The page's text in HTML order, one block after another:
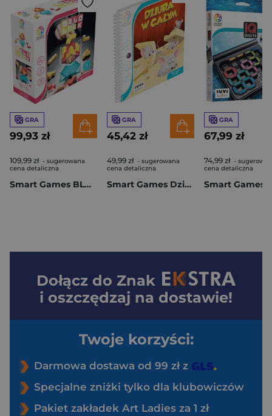
GRA
99,93 zł
109,99 zł - sugerowana
cena detaliczna
Smart Games BLOK w BLOK (PL) IUVI Games
GRA
45,42 zł
49,99 zł - sugerowana
cena detaliczna
Smart Games Dziura W Całym (PL) IUVI Games
GRA
67,99 zł
74,99 zł -
cena detaliczna
Dołącz do Znak
i oszczędzaj na dostawie!
Twoje korzyści:
Darmowa dostawa od 99 zł z
Specjalne zniżki tylko dla klubowiczów
Pakiet zakładek Art Ladies za 1 zł